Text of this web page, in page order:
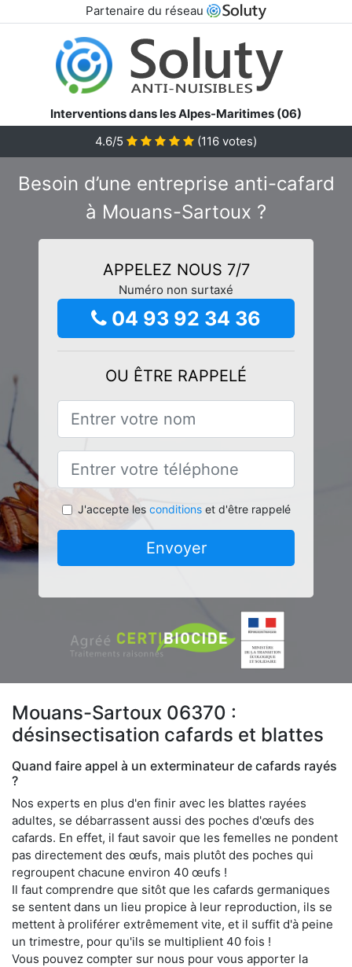
Partenaire du réseau
Interventions dans les Alpes-Maritimes (06)
4.6/5
(116 votes)
Besoin d’une entreprise anti-cafard
à Mouans-Sartoux ?
APPELEZ NOUS 7/7
Numéro non surtaxé
04 93 92 34 36
OU ÊTRE RAPPELÉ
J'accepte les conditionset d'être rappelé
Envoyer
Mouans-Sartoux 06370 :
désinsectisation cafards et blattes
Quand faire appel à un exterminateur de cafards rayés
?
Nos experts en plus d'en finir avec les blattes rayées
adultes, se débarrassent aussi des poches d'œufs des
cafards. En effet, il faut savoir que les femelles ne pondent
pas directement des œufs, mais plutôt des poches qui
regroupent chacune environ 40 œufs !
Il faut comprendre que sitôt que les cafards germaniques
se sentent dans un lieu propice à leur reproduction, ils se
mettent à proliférer extrêmement vite, et il suffit d'à peine
un trimestre, pour qu'ils se multiplient 40 fois !
Vous pouvez compter sur nous pour vous apporter la